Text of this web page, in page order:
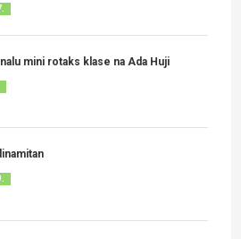
mini rotaks klase na Ada Huji